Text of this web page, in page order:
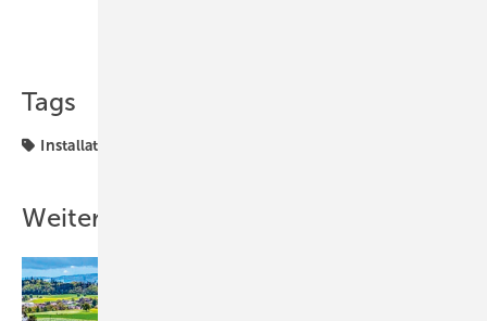
der ganzen Welt zusammengearbeitet, um maßgeschneiderte
Schulungsprogramme zu entwickeln. Am Ende sollen selbstbewusste
Entscheidungsträgerinnen und Technikerinnen die Ausbildung
Beruf. Die Frauen werden auch allgemeine unternehmerische
Fähigkeiten lernen, über den Einkauf von Waren, den Umgang mit
Werkzeugen bis hin zur Akquise und Auftragsabwicklung.
Tags
Installateur
Weitere Inhalte